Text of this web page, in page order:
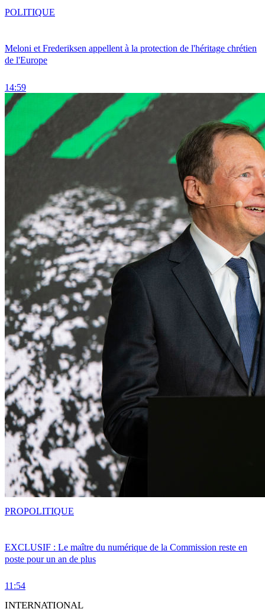
Meloni et Frederiksen appellent à la protection de l'héritage chrétien
de l'Europe
14:59
POLITIQUE
EXCLUSIF : Le maître du numérique de la Commission reste en
poste pour un an de plus
11:54
PROPOLITIQUE
INTERNATIONAL